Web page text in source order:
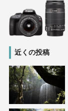
近くの投稿